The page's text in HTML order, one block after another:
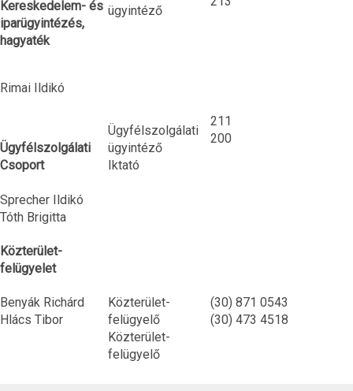
Kereskedelem- és
iparügyintézés,
hagyaték
Rimai Ildikó
Ügyfélszolgálati
Csoport
Sprecher Ildikó
Tóth Brigitta
ügyintéző
Ügyfélszolgálati
ügyintéző
Iktató
211
200
Közterület-
felügyelet
Benyák Richárd
Hlács Tibor
Közterület-
felügyelő
Közterület-
felügyelő
(30) 871 0543
(30) 473 4518